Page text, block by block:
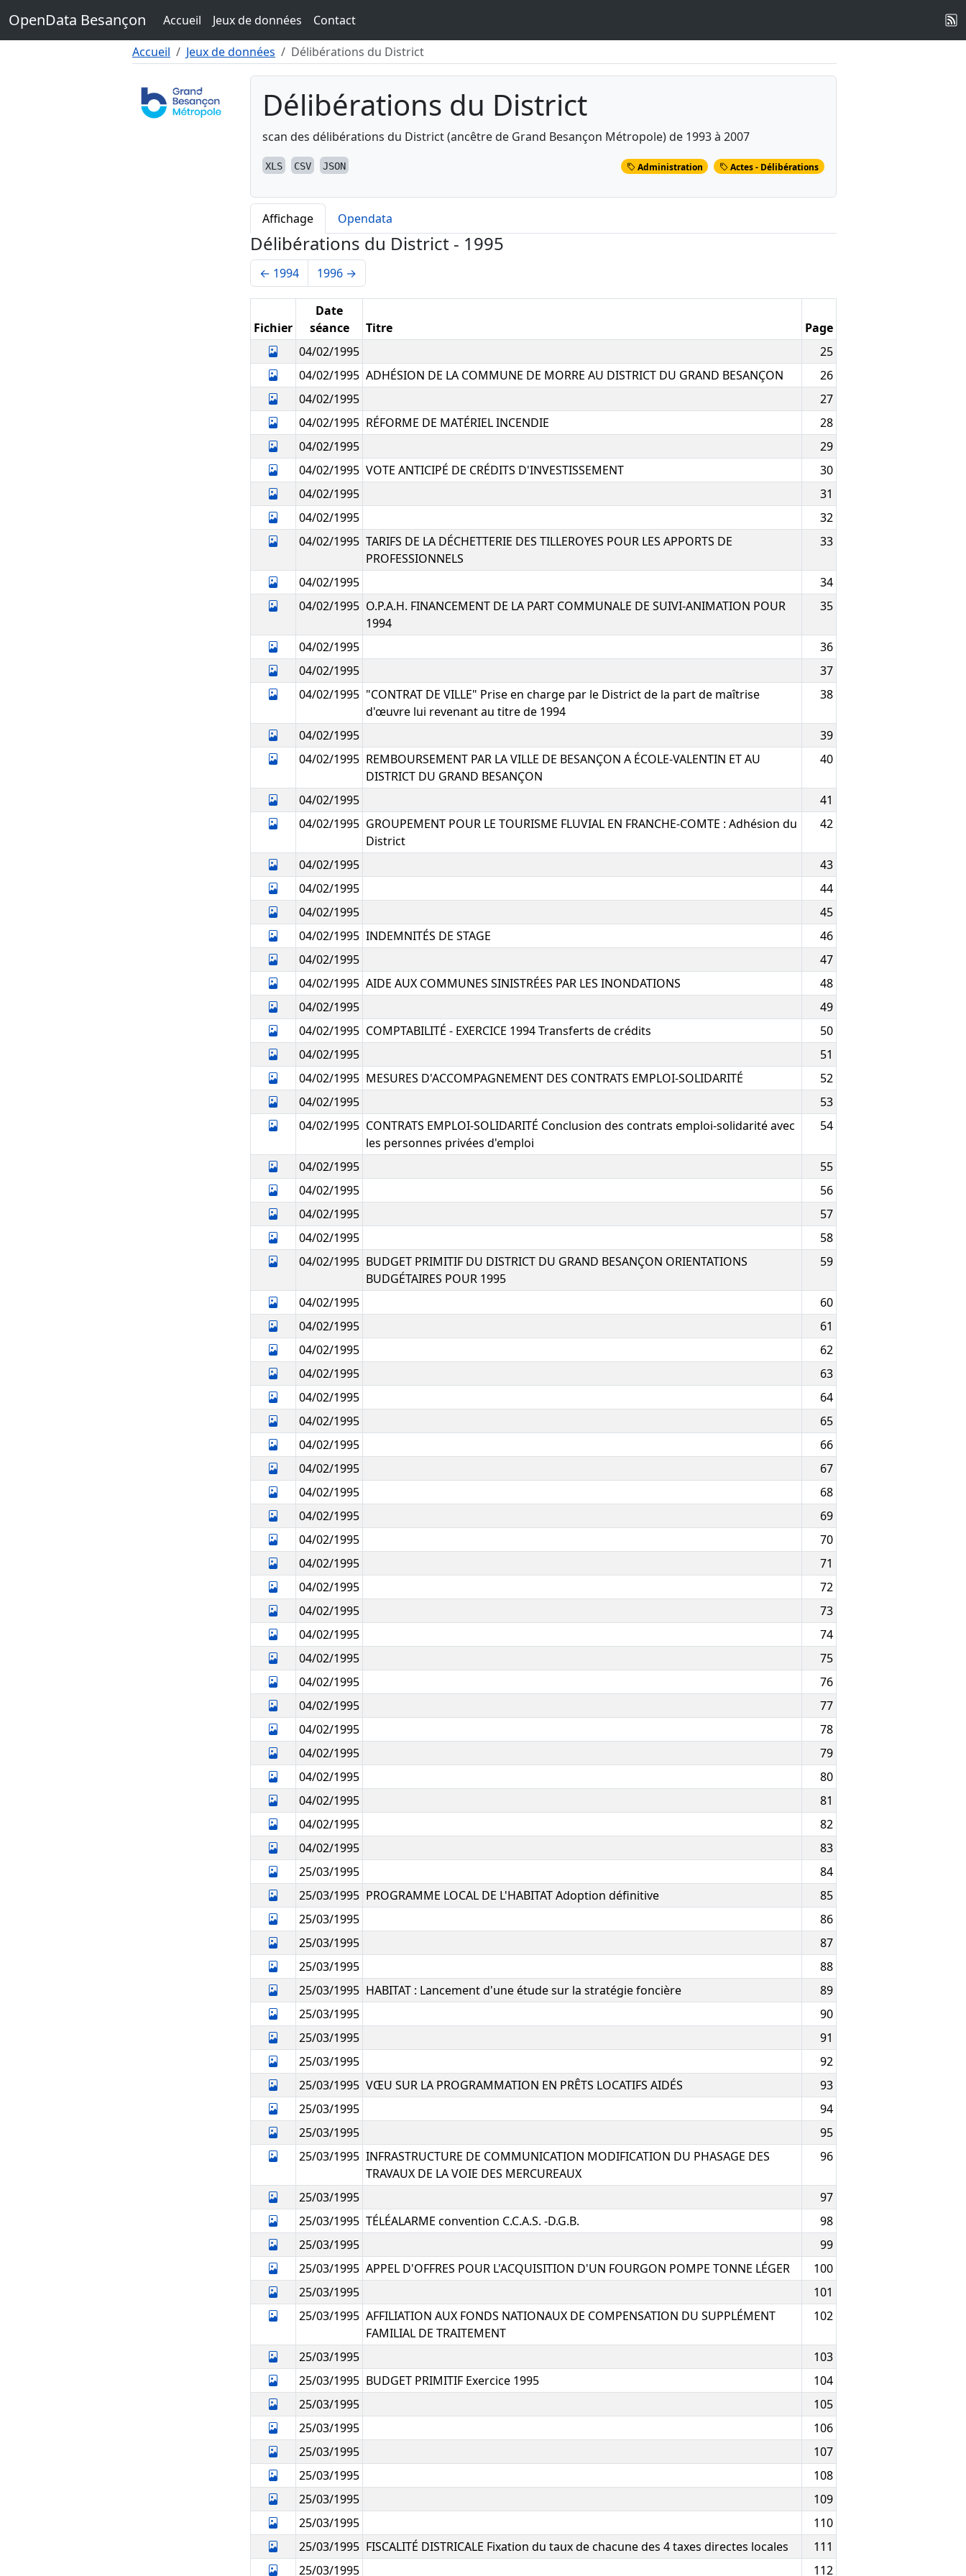
Menu
Pied de page
OpenData Besançon Accueil Jeux de données
Contact
Accueil
Jeux de données Délibérations du District
Délibérations du District
scan des délibérations du District (ancêtre de Grand Besançon Métropole) de 1993 à 2007
XLS CSV JSON Administration Actes - Délibérations
Affichage Opendata
Délibérations du District - 1995
← 1994 1996 →
Fichier
Date
séance
Titre
Page
04/02/1995
25
04/02/1995 ADHÉSION DE LA COMMUNE DE MORRE AU DISTRICT DU GRAND BESANÇON
26
04/02/1995
27
04/02/1995 RÉFORME DE MATÉRIEL INCENDIE
28
04/02/1995
29
04/02/1995 VOTE ANTICIPÉ DE CRÉDITS D'INVESTISSEMENT
30
04/02/1995
31
04/02/1995
32
04/02/1995 TARIFS DE LA DÉCHETTERIE DES TILLEROYES POUR LES APPORTS DE
PROFESSIONNELS
33
04/02/1995
34
04/02/1995 O.P.A.H. FINANCEMENT DE LA PART COMMUNALE DE SUIVI-ANIMATION POUR
1994
35
04/02/1995
36
04/02/1995
37
04/02/1995 "CONTRAT DE VILLE" Prise en charge par le District de la part de maîtrise
d'œuvre lui revenant au titre de 1994
38
04/02/1995
39
04/02/1995 REMBOURSEMENT PAR LA VILLE DE BESANÇON A ÉCOLE-VALENTIN ET AU
DISTRICT DU GRAND BESANÇON
40
04/02/1995
41
04/02/1995 GROUPEMENT POUR LE TOURISME FLUVIAL EN FRANCHE-COMTE : Adhésion du
District
42
04/02/1995
43
04/02/1995
44
04/02/1995
45
04/02/1995 INDEMNITÉS DE STAGE
46
04/02/1995
47
04/02/1995 AIDE AUX COMMUNES SINISTRÉES PAR LES INONDATIONS
48
04/02/1995
49
04/02/1995 COMPTABILITÉ - EXERCICE 1994 Transferts de crédits
50
04/02/1995
51
04/02/1995 MESURES D'ACCOMPAGNEMENT DES CONTRATS EMPLOI-SOLIDARITÉ
52
04/02/1995
53
04/02/1995 CONTRATS EMPLOI-SOLIDARITÉ Conclusion des contrats emploi-solidarité avec
les personnes privées d'emploi
54
04/02/1995
55
04/02/1995
56
04/02/1995
57
04/02/1995
58
04/02/1995 BUDGET PRIMITIF DU DISTRICT DU GRAND BESANÇON ORIENTATIONS
BUDGÉTAIRES POUR 1995
59
04/02/1995
60
04/02/1995
61
04/02/1995
62
04/02/1995
63
04/02/1995
64
04/02/1995
65
04/02/1995
66
04/02/1995
67
04/02/1995
68
04/02/1995
69
04/02/1995
70
04/02/1995
71
04/02/1995
72
04/02/1995
73
04/02/1995
74
04/02/1995
75
04/02/1995
76
04/02/1995
77
04/02/1995
78
04/02/1995
79
04/02/1995
80
04/02/1995
81
04/02/1995
82
04/02/1995
83
25/03/1995
84
25/03/1995 PROGRAMME LOCAL DE L'HABITAT Adoption définitive
85
25/03/1995
86
25/03/1995
87
25/03/1995
88
25/03/1995 HABITAT : Lancement d'une étude sur la stratégie foncière
89
25/03/1995
90
25/03/1995
91
25/03/1995
92
25/03/1995 VŒU SUR LA PROGRAMMATION EN PRÊTS LOCATIFS AIDÉS
93
25/03/1995
94
25/03/1995
95
25/03/1995 INFRASTRUCTURE DE COMMUNICATION MODIFICATION DU PHASAGE DES
TRAVAUX DE LA VOIE DES MERCUREAUX
96
25/03/1995
97
25/03/1995 TÉLÉALARME convention C.C.A.S. -D.G.B.
98
25/03/1995
99
25/03/1995 APPEL D'OFFRES POUR L'ACQUISITION D'UN FOURGON POMPE TONNE LÉGER
100
25/03/1995
101
25/03/1995 AFFILIATION AUX FONDS NATIONAUX DE COMPENSATION DU SUPPLÉMENT
FAMILIAL DE TRAITEMENT
102
25/03/1995
103
25/03/1995 BUDGET PRIMITIF Exercice 1995
104
25/03/1995
105
25/03/1995
106
25/03/1995
107
25/03/1995
108
25/03/1995
109
25/03/1995
110
25/03/1995 FISCALITÉ DISTRICALE Fixation du taux de chacune des 4 taxes directes locales
111
25/03/1995
112